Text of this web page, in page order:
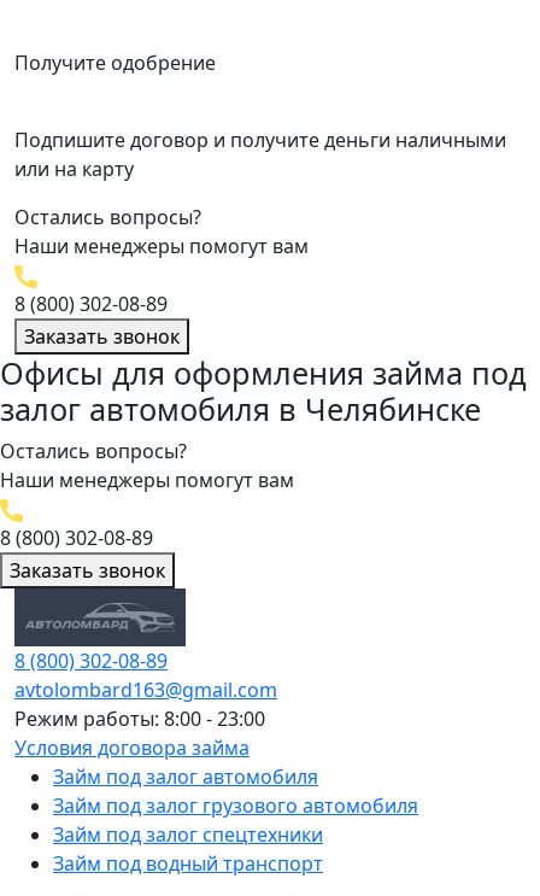
Получите одобрение
Подпишите договор и получите деньги наличными
или на карту
Остались вопросы?
Наши менеджеры помогут вам
8 (800) 302-08-89
Заказать звонок
Офисы для оформления займа под
залог автомобиля в Челябинске
Остались вопросы?
Наши менеджеры помогут вам
8 (800) 302-08-89
Заказать звонок
8 (800) 302-08-89
avtolombard163@gmail.com
Режим работы: 8:00 - 23:00
Условия договора займа
Займ под залог автомобиля
Займ под залог грузового автомобиля
Займ под залог спецтехники
Займ под водный транспорт